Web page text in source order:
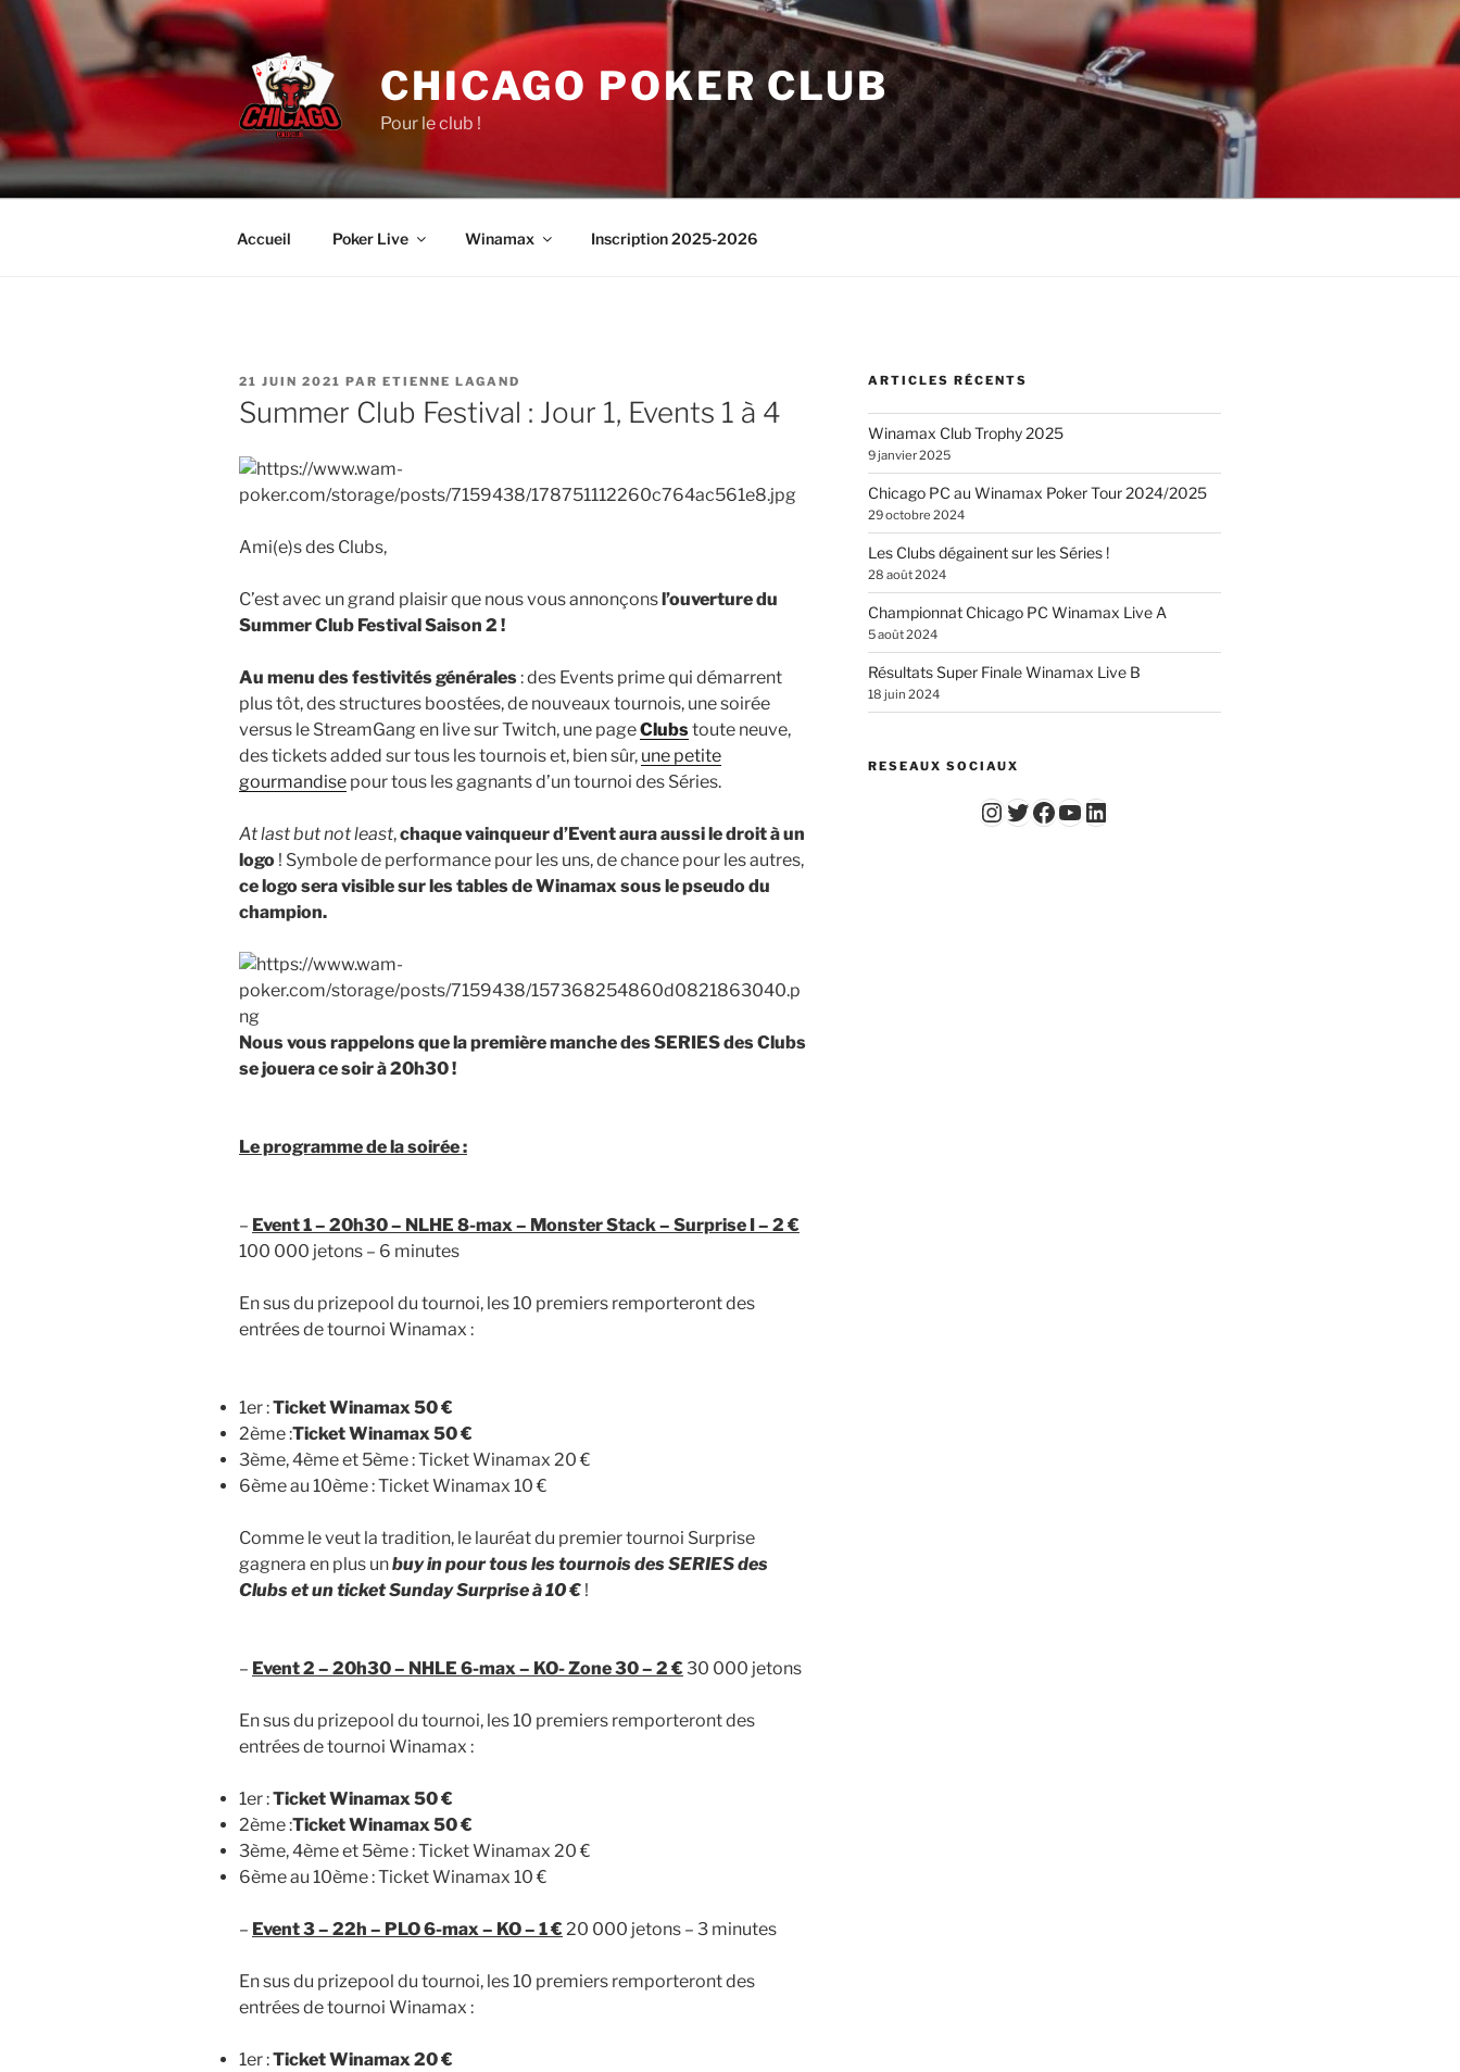
Aller
contenu
principal
CHICAGO POKER CLUB
Pour le club !
Accueil Poker Live Winamax Inscription 2025-2026
PUBLIÉ
LE
21 JUIN 2021 PAR ETIENNE LAGAND
Summer Club Festival : Jour 1, Events 1 à 4
Ami(e)s des Clubs,
C’est avec un grand plaisir que nous vous annonçons l’ouverture du
Summer Club Festival Saison 2 !
Au menu des festivités générales: des Events prime qui démarrent
plus tôt, des structures boostées, de nouveaux tournois, une soirée
versus le StreamGang en live sur Twitch, une pageClubstoute neuve,
des tickets added sur tous les tournois et, bien sûr, une petite
gourmandise pour tous les gagnants d’un tournoi des Séries.
At last but not least,chaque vainqueur d’Event aura aussi le droit à un
logo ! Symbole de performance pour les uns, de chance pour les autres,
ce logo sera visible sur les tables de Winamax sous le pseudo du
champion.
Nous vous rappelons que la première manche des SERIES des Clubs
se jouera ce soir à 20h30 !
Le programme de la soirée :
– Event 1 – 20h30 – NLHE 8-max – Monster Stack – Surprise I – 2 €
100 000 jetons – 6 minutes
En sus du prizepool du tournoi, les 10 premiers remporteront des
entrées de tournoi Winamax :
1er :Ticket Winamax 50 €
2ème :Ticket Winamax 50 €
3ème, 4ème et 5ème : Ticket Winamax 20 €
6ème au 10ème : Ticket Winamax 10 €
Comme le veut la tradition, le lauréat du premier tournoi Surprise
gagnera en plus unbuy in pour tous les tournois des SERIES des
Clubs et un ticket Sunday Surprise à 10 € !
– Event 2 – 20h30 – NHLE 6-max – KO- Zone 30 – 2 € 30 000 jetons
En sus du prizepool du tournoi, les 10 premiers remporteront des
entrées de tournoi Winamax :
1er :Ticket Winamax 50 €
2ème :Ticket Winamax 50 €
3ème, 4ème et 5ème : Ticket Winamax 20 €
6ème au 10ème : Ticket Winamax 10 €
– Event 3 – 22h – PLO 6-max – KO – 1 € 20 000 jetons – 3 minutes
En sus du prizepool du tournoi, les 10 premiers remporteront des
entrées de tournoi Winamax :
1er :Ticket Winamax 20 €
ARTICLES RÉCENTS
Winamax Club Trophy 2025
9 janvier 2025
Chicago PC au Winamax Poker Tour 2024/2025
29 octobre 2024
Les Clubs dégainent sur les Séries !
28 août 2024
Championnat Chicago PC Winamax Live A
5 août 2024
Résultats Super Finale Winamax Live B
18 juin 2024
RESEAUX SOCIAUX
Instagram
Twitter
Facebook
YouTube - Vidéos du Chicago Poker ClubLinkedIn